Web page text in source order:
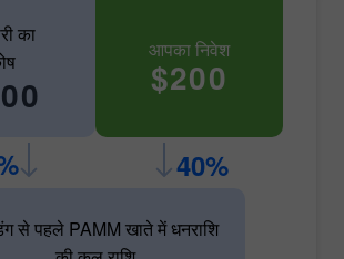
आपका निवेश
$200
का
से पहले PAMM खाते में धनराशि
40%